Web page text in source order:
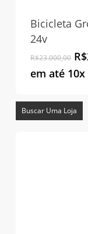
Bicicleta
24v
R$23.000,00 O
R$
em até 10x
Buscar Uma Loja